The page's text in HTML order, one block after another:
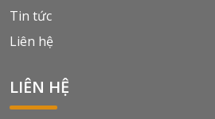
Tin tức
Liên hệ
LIÊN HỆ